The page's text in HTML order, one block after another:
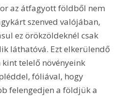
az átfagyott földből nem
szenved valójában,
ez örökzöldeknél csak
láthatóvá. Ezt elkerülendő
kint telelő növényeink
fóliával, hogy
felengedjen a földjük a